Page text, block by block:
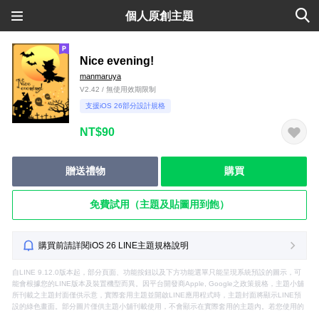
個人原創主題
Nice evening!
manmaruya
V2.42 / 無使用效期限制
支援iOS 26部分設計規格
NT$90
贈送禮物 購買
免費試用（主題及貼圖用到飽）
購買前請詳閱iOS 26 LINE主題規格說明
自LINE 9.12.0版本起，部分頁面、功能按鈕以及下方功能選單只能呈現系統預設的圖示，可
能會根據您的LINE版本及裝置機型而異。因平台開發商Apple, Google之政策規格，主題小舖
所刊載之主題封面僅供示意，實際套用主題並開啟LINE應用程式時，主題封面將顯示LINE預
設的綠色畫面。部分圖片僅供主題小舖刊載使用，不會顯示在實際套用的主題內。若您使用的